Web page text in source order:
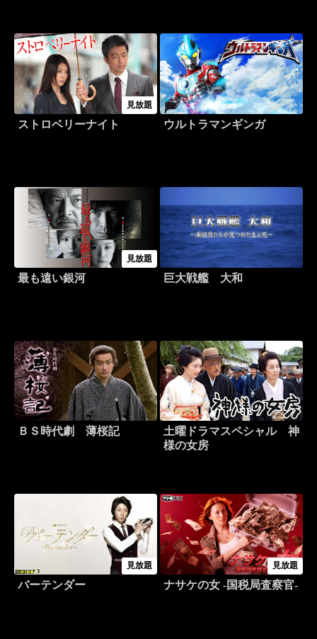
見放題
ストロベリーナイト ウルトラマンギンガ
見放題
最も遠い銀河 巨大戦艦 大和
ＢＳ時代劇 薄桜記
土曜ドラマスペシャル 神
様の女房
見放題
バーテンダー
見放題
ナサケの女 -国税局査察官-